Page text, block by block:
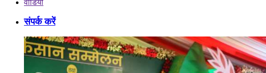
वीडियो
संपर्क करें